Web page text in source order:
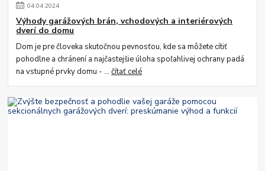
04.04.2024
Výhody garážových brán, vchodových a interiérových
dverí do domu
Dom je pre človeka skutočnou pevnosťou, kde sa môžete cítiť
pohodlne a chránení a najčastejšie úloha spoľahlivej ochrany padá
na vstupné prvky domu - ...čítať celé